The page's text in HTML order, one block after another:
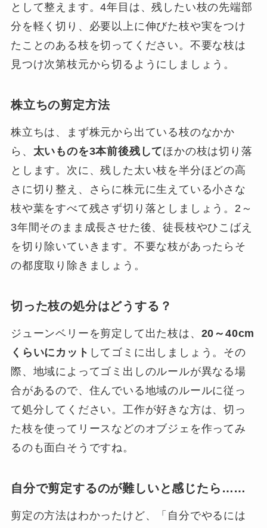
として整えます。4年目は、残したい枝の先端部
分を軽く切り、必要以上に伸びた枝や実をつけ
たことのある枝を切ってください。不要な枝は
見つけ次第枝元から切るようにしましょう。
株立ちの剪定方法
株立ちは、まず株元から出ている枝のなかか
ら、 太いものを3本前後残してほかの枝は切り落
とします。次に、残した太い枝を半分ほどの高
さに切り整え、さらに株元に生えている小さな
枝や葉をすべて残さず切り落としましょう。2～
3年間そのまま成長させた後、徒長枝やひこばえ
を切り除いていきます。不要な枝があったらそ
の都度取り除きましょう。
切った枝の処分はどうする？
ジューンベリーを剪定して出た枝は、 20～40cm
くらいにカット してゴミに出しましょう。その
際、地域によってゴミ出しのルールが異なる場
合があるので、住んでいる地域のルールに従っ
て処分してください。工作が好きな方は、切っ
た枝を使ってリースなどのオブジェを作ってみ
るのも面白そうですね。
自分で剪定するのが難しいと感じたら……
剪定の方法はわかったけど、「自分でやるには